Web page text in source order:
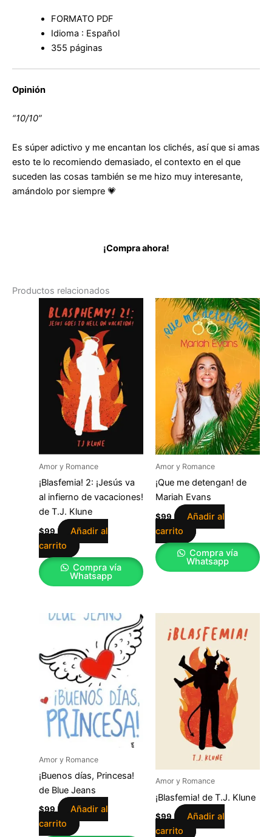
FORMATO PDF
Idioma : Español
355 páginas
Opinión
“10/10”
Es súper adictivo y me encantan los clichés, así que si amas
esto te lo recomiendo demasiado, el contexto en el que
suceden las cosas también se me hizo muy interesante,
amándolo por siempre 💗
¡Compra ahora!
Productos relacionados
Amor y Romance
¡Blasfemia! 2: ¡Jesús va
al infierno de vacaciones!
de T.J. Klune
$99
Añadir al
carrito
Compra vía
Whatsapp
Amor y Romance
¡Que me detengan! de
Mariah Evans
$99
Añadir al
carrito
Compra vía
Whatsapp
Amor y Romance
¡Buenos días, Princesa!
de Blue Jeans
$99
Añadir al
carrito
Amor y Romance
¡Blasfemia! de T.J. Klune
$99
Añadir al
carrito